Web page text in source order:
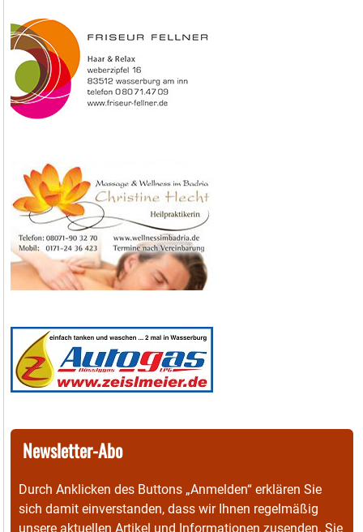
Newsletter-Abo
Durch Anklicken des Buttons „Anmelden“ erklären Sie
sich damit einverstanden, dass wir Ihnen regelmäßig
unsere aktuellen Artikel und Informationen zusenden. Sie